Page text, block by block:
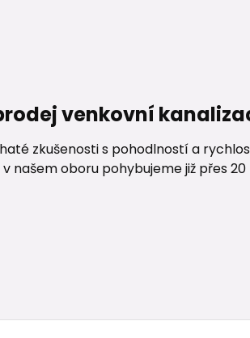
venkovní
zkušenosti s pohodlností a
našem oboru pohybujeme již přes